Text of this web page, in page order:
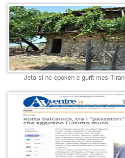
Jeta si ne epoken e gurit mes